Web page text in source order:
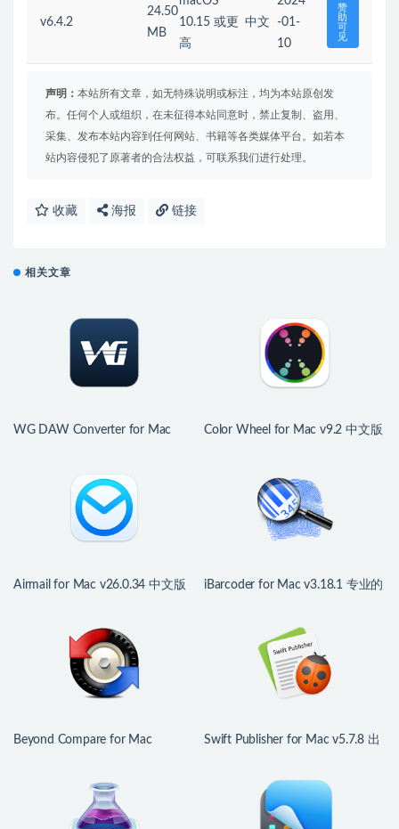
v6.4.2
24.50
MB
10.15 或更
高
中文
-01-
10
赞
助
可
见
声明： 本站所有文章，如无特殊说明或标注，均为本站原创发
布。任何个人或组织，在未征得本站同意时，禁止复制、盗用、
采集、发布本站内容到任何网站、书籍等各类媒体平台。如若本
站内容侵犯了原著者的合法权益，可联系我们进行处理。
收藏 海报 链接
相关文章
WG DAW Converter for Mac
Color Wheel for Mac v9.2 中文版
Airmail for Mac v26.0.34 中文版
iBarcoder for Mac v3.18.1 专业的
Beyond Compare for Mac
Swift Publisher for Mac v5.7.8 出